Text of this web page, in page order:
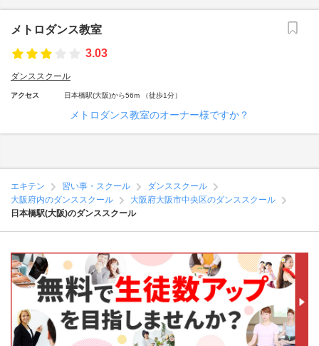
メトロダンス教室
3.03
ダンススクール
アクセス 日本橋駅(大阪)から56m （徒歩1分）
メトロダンス教室のオーナー様ですか？
エキテン 習い事・スクール
ダンススクール
大阪府内のダンススクール
大阪府大阪市中央区のダンススクール
日本橋駅(大阪)のダンススクール